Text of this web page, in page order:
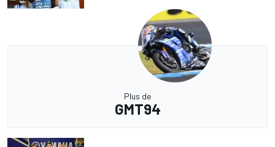
Plus de
GMT94